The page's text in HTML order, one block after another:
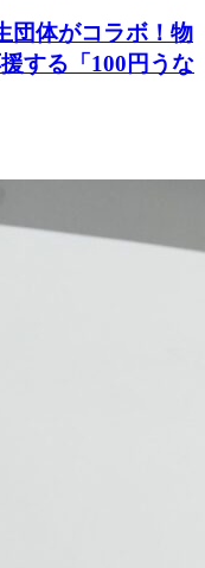
団体がコラボ！物
する「100円うな